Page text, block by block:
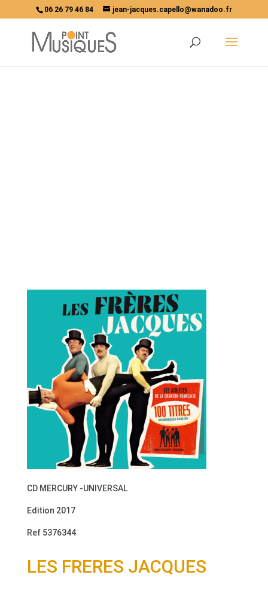
06 26 79 46 84 jean-jacques.capello@wanadoo.fr
CD MERCURY -UNIVERSAL
Edition 2017
Ref 5376344
LES FRERES JACQUES